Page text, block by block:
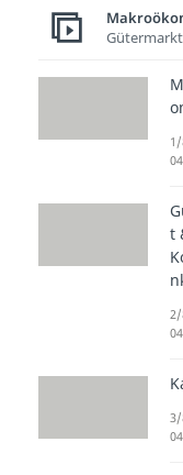
Gütermarkt
t
2/
3/